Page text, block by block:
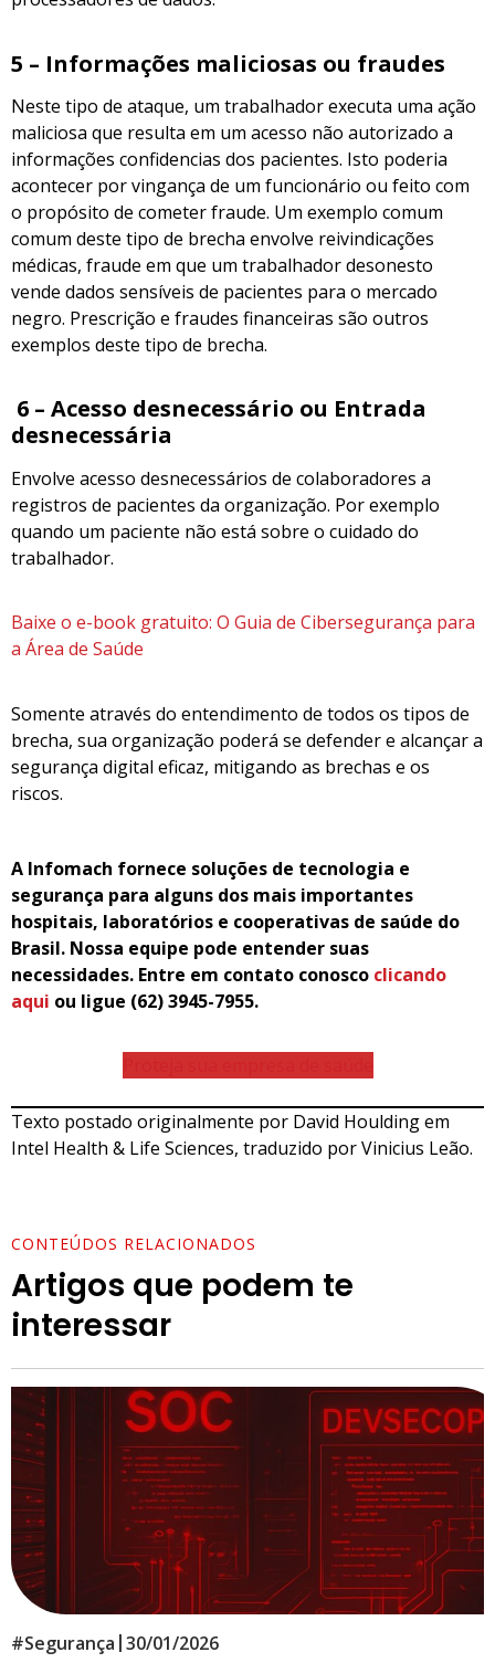
5 – Informações maliciosas ou fraudes
Neste tipo de ataque, um trabalhador executa uma ação
maliciosa que resulta em um acesso não autorizado a
informações confidencias dos pacientes. Isto poderia
acontecer por vingança de um funcionário ou feito com
o propósito de cometer fraude. Um exemplo comum
comum deste tipo de brecha envolve reivindicações
médicas, fraude em que um trabalhador desonesto
vende dados sensíveis de pacientes para o mercado
negro. Prescrição e fraudes financeiras são outros
exemplos deste tipo de brecha.
6 – Acesso desnecessário ou Entrada
desnecessária
Envolve acesso desnecessários de colaboradores a
registros de pacientes da organização. Por exemplo
quando um paciente não está sobre o cuidado do
trabalhador.
Baixe o e-book gratuito: O Guia de Cibersegurança para
a Área de Saúde
Somente através do entendimento de todos os tipos de
brecha, sua organização poderá se defender e alcançar a
segurança digital eficaz, mitigando as brechas e os
riscos.
A Infomach fornece soluções de tecnologia e
segurança para alguns dos mais importantes
hospitais, laboratórios e cooperativas de saúde do
Brasil. Nossa equipe pode entender suas
necessidades. Entre em contato conosco clicando
aqui ou ligue (62) 3945-7955.
Texto postado originalmente por David Houlding em
Intel Health & Life Sciences, traduzido por Vinicius Leão.
CONTEÚDOS RELACIONADOS
Artigos que podem te
interessar
#Segurança |30/01/2026